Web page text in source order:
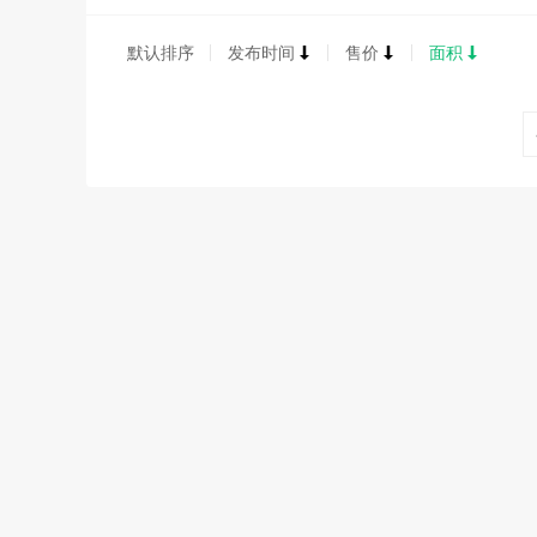
默认排序 发布时间 售价 面积